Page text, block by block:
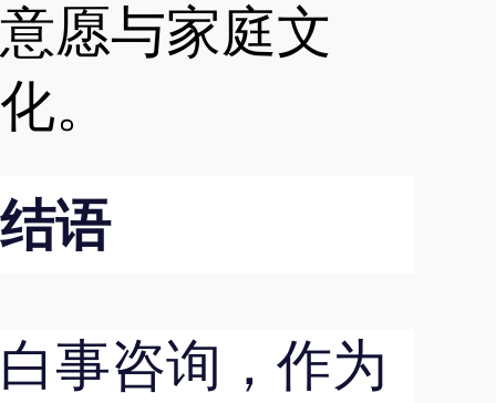
意愿与家庭文
化。
结语
白事咨询，作为